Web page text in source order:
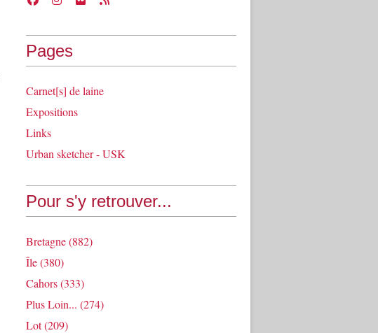
Pages
Carnet[s] de laine
Expositions
Links
Urban sketcher - USK
Pour s'y retrouver...
Bretagne(882)
Île(380)
Cahors(333)
Plus Loin... (274)
Lot(209)